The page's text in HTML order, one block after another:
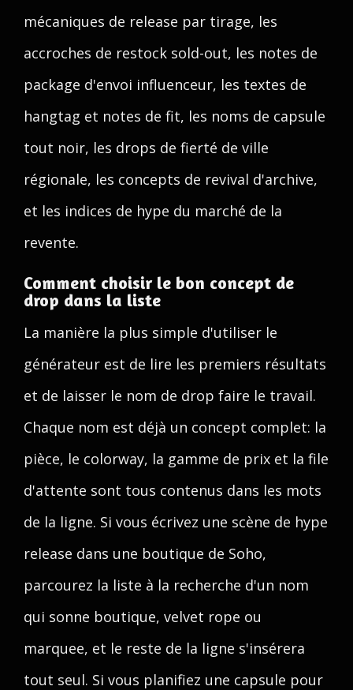
mécaniques de release par tirage, les
accroches de restock sold-out, les notes de
package d'envoi influenceur, les textes de
hangtag et notes de fit, les noms de capsule
tout noir, les drops de fierté de ville
régionale, les concepts de revival d'archive,
et les indices de hype du marché de la
revente.
Comment choisir le bon concept de
drop dans la liste
La manière la plus simple d'utiliser le
générateur est de lire les premiers résultats
et de laisser le nom de drop faire le travail.
Chaque nom est déjà un concept complet: la
pièce, le colorway, la gamme de prix et la file
d'attente sont tous contenus dans les mots
de la ligne. Si vous écrivez une scène de hype
release dans une boutique de Soho,
parcourez la liste à la recherche d'un nom
qui sonne boutique, velvet rope ou
marquee, et le reste de la ligne s'insérera
tout seul. Si vous planifiez une capsule pour